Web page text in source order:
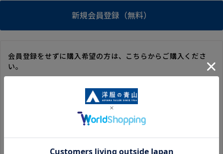
新規会員登録（無料）
会員登録をせずに購入希望の方は、こちらからご購入くださ
い。
毎回のご注文時に入力いただく必要があります。
※洋服の青山オンラインストアのポイントは付与されません。
また、ゲスト購入後の会員情報統合・ポイントの付与は、対応
※購入履歴の確認、領収書の発行、キャンセル手続きはご利用
いただけません。